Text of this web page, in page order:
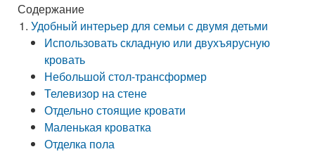
Содержание
Удобный интерьер для семьи с двумя детьми
Использовать складную или двухъярусную
кровать
Небольшой стол-трансформер
Телевизор на стене
Отдельно стоящие кровати
Маленькая кроватка
Отделка пола